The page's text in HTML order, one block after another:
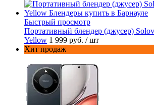
Быстрый просмотр
Портативный блендер (джусер)
Yellow 1 999 руб. / шт
Хит продаж